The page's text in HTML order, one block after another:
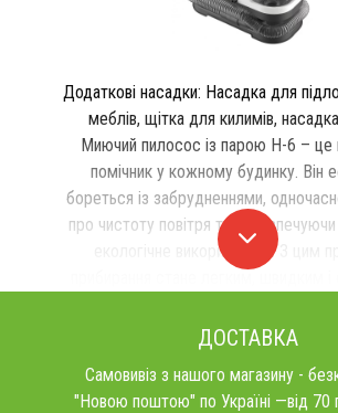
Додаткові насадки: Насадка для
меблів, щітка для килимів,
Миючий пилосос із парою H-6 – це
помічник у кожному будинку. Він
бореться із забрудненнями,
про чистоту повітря та
екологічне використання. З цим
ДОСТАВКА
Самовивіз з нашого магазину -
"Новою поштою" по Україні —від 70